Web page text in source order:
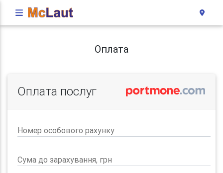
Оплата
Оплата послуг
Номер особового рахунку
Сума до зарахування, грн